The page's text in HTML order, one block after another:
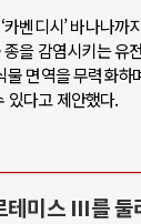
벤디시’ 바나나
종을 감염시키는
면역을 무력화
있다고 제안했다.
미스 III를 둘